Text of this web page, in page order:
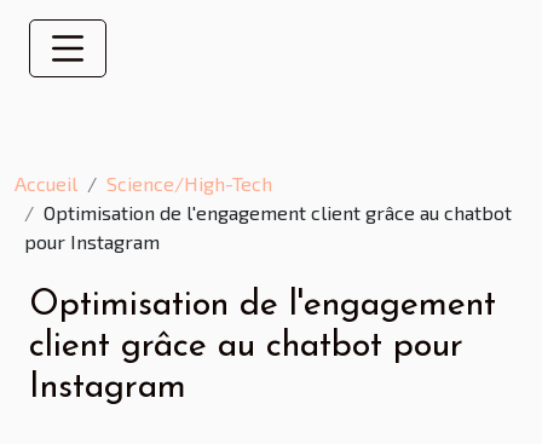
Accueil
Science/High-Tech
Optimisation de l'engagement client grâce au chatbot
pour Instagram
Optimisation de l'engagement
client grâce au chatbot pour
Instagram